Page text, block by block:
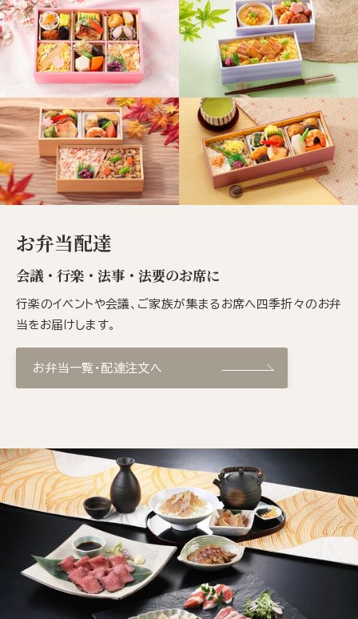
お弁当配達
会議・行楽・法事・法要のお席に
行楽のイベントや会議、ご家族が集まるお席へ四季折々のお弁
当をお届けします。
お弁当一覧・配達注文へ